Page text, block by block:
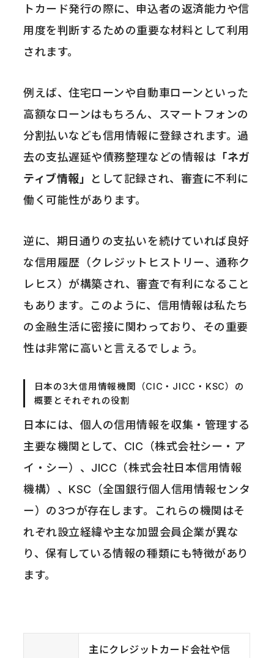
トカード発行の際に、申込者の返済能力や信
用度を判断するための重要な材料として利用
されます。
例えば、住宅ローンや自動車ローンといった
高額なローンはもちろん、スマートフォンの
分割払いなども信用情報に登録されます。過
去の支払遅延や債務整理などの情報は 「ネガ
ティブ情報」
として記録され、審査に不利に
働く可能性があります。
逆に、期日通りの支払いを続けていれば良好
な信用履歴（クレジットヒストリー、通称ク
レヒス）が構築され、審査で有利になること
もあります。このように、信用情報は私たち
の金融生活に密接に関わっており、その重要
性は非常に高いと言えるでしょう。
日本の3大信用情報機関（CIC・JICC・KSC）の
概要とそれぞれの役割
日本には、個人の信用情報を収集・管理する
主要な機関として、CIC（株式会社シー・ア
イ・シー）、JICC（株式会社日本信用情報
機構）、KSC（全国銀行個人信用情報センタ
ー）の3つが存在します。これらの機関はそ
れぞれ設立経緯や主な加盟会員企業が異な
り、保有している情報の種類にも特徴があり
ます。
主にクレジットカード会社や信